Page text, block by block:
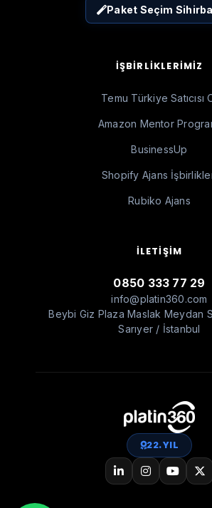
Paket Seçim
İŞBIRLIKLERIMIZ
Temu Türkiye Satıcısı
Amazon Mentor
BusinessUp
Shopify Ajans
Rubiko Ajans
İLETIŞIM
0850 333 77 29
info@platin360.com
Beybi Giz Plaza Maslak Meydan
Sarıyer / İstanbul
22. YIL